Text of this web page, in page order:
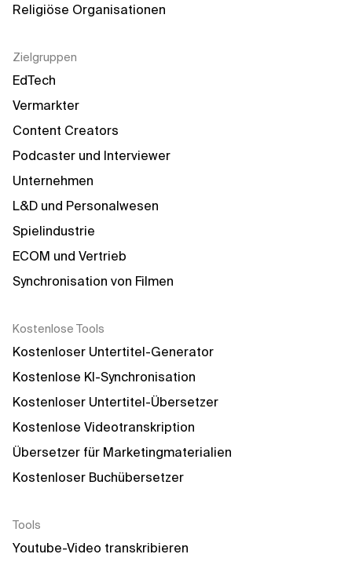
Religiöse Organisationen
Zielgruppen
EdTech
Vermarkter
Content Creators
Podcaster und Interviewer
Unternehmen
L&D und Personalwesen
Spielindustrie
ECOM und Vertrieb
Synchronisation von Filmen
Kostenlose Tools
Kostenloser Untertitel-Generator
Kostenlose KI-Synchronisation
Kostenloser Untertitel-Übersetzer
Kostenlose Videotranskription
Übersetzer für Marketingmaterialien
Kostenloser Buchübersetzer
Tools
Youtube-Video transkribieren